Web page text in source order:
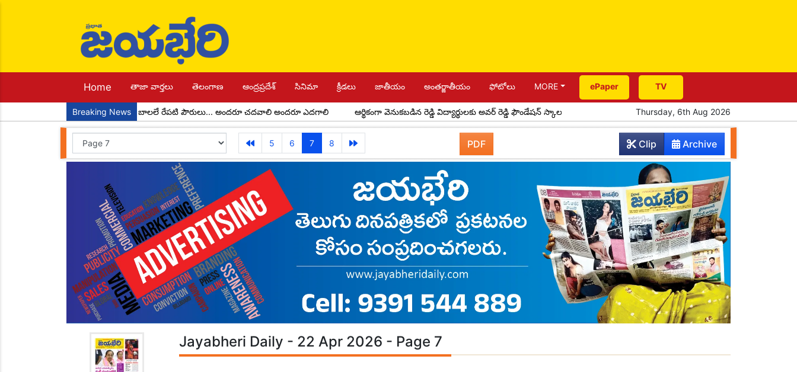
Home తాజా వార్తలు తెలంగాణ ఆంద్రప్రదేశ్ సినిమా క్రీడలు జాతీయం అంతర్జాతీయం ఫోటోలు MORE ePaper TV
Breaking News
నేటి బాలలే రేపటి పౌరులు... అందరూ చదవాలి అందరూ ఎదగాలి ఆర్థికంగా వెనుకబడిన రెడ్డి విద్యార్థులకు అవర్ రెడ్డి ఫౌండేషన్ స్కాలర్‌షిప్‌ల పంపిణీ రేపు యాదాద్రికి సీఎం రాక పూర్వ విద్యార్థుల ఆత్మీయ
Thursday, 6th Aug 2026
5 6 7 8 PDF Archive
Clip
Jayabheri Daily - 22 Apr 2026 - Page 7